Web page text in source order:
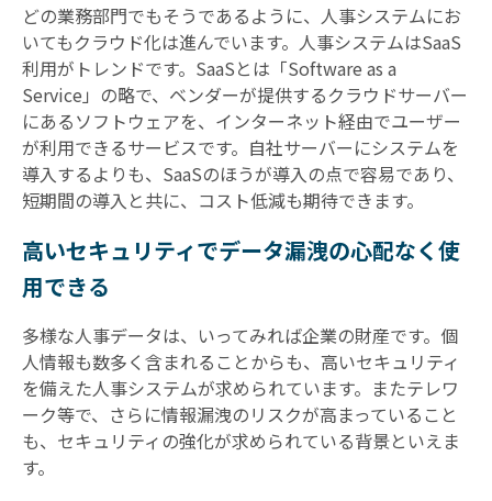
どの業務部門でもそうであるように、人事システムにお
いてもクラウド化は進んでいます。人事システムはSaaS
利用がトレンドです。SaaSとは「Software as a
Service」の略で、ベンダーが提供するクラウドサーバー
にあるソフトウェアを、インターネット経由でユーザー
が利用できるサービスです。自社サーバーにシステムを
導入するよりも、SaaSのほうが導入の点で容易であり、
短期間の導入と共に、コスト低減も期待できます。
高いセキュリティでデータ漏洩の心配なく使
用できる
多様な人事データは、いってみれば企業の財産です。個
人情報も数多く含まれることからも、高いセキュリティ
を備えた人事システムが求められています。またテレワ
ーク等で、さらに情報漏洩のリスクが高まっていること
も、セキュリティの強化が求められている背景といえま
す。